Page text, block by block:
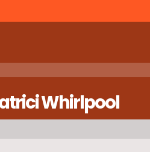
Whirlpool